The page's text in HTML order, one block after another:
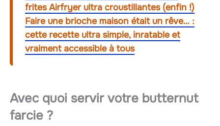
frites Airfryer ultra croustillantes (enfin !)
Faire une brioche maison était un rêve… :
cette recette ultra simple, inratable et
vraiment accessible à tous
Avec quoi servir votre butternut
farcie ?